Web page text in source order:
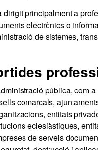
dirigit principalment a
electrònics o
de sistemes,
pública, com
comarcals,
entitats
eclesiàstiques,
de serveis